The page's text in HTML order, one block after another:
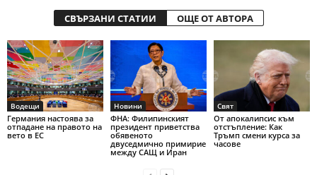
СВЪРЗАНИ СТАТИИ ОЩЕ ОТ АВТОРА
Водещи
Германия настоява за
отпадане на правото на
вето в ЕС
Новини
ФНА: Филипинският
президент приветства
обявеното
двуседмично примирие
между САЩ и Иран
Свят
От апокалипсис към
отстъпление: Как
Тръмп смени курса за
часове